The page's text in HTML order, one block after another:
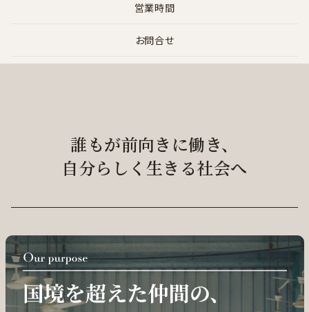
営業時間
お問合せ
誰もが前向きに働き、
自分らしく生きる社会へ